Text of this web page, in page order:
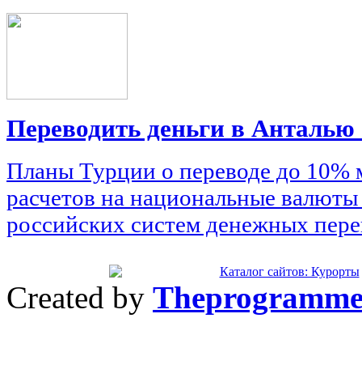
Переводить деньги в
Планы Турции о переводе до 10%
расчетов на национальные
российских систем денежных
Created by